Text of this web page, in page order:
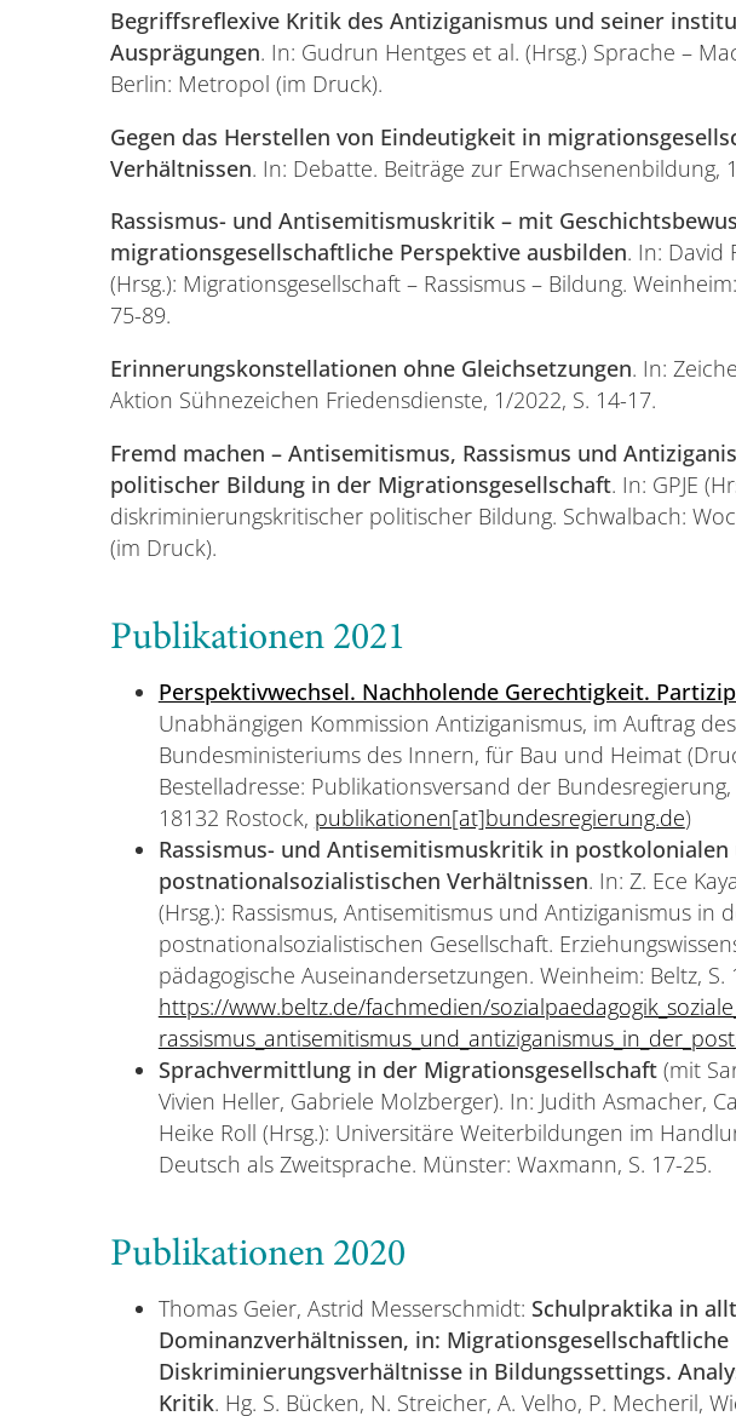
Begriffsreflexive Kritik des Antiziganismus und seiner
Ausprägungen. In: Gudrun Hentges et al. (Hrsg.) Sprache –
Berlin: Metropol (im Druck).
Gegen das Herstellen von Eindeutigkeit in
Verhältnissen. In: Debatte. Beiträge zur Erwachsenenbildung,
Rassismus- und Antisemitismuskritik – mit
migrationsgesellschaftliche Perspektive ausbilden. In: David
(Hrsg.): Migrationsgesellschaft – Rassismus – Bildung.
75-89.
Erinnerungskonstellationen ohne Gleichsetzungen. In:
Aktion Sühnezeichen Friedensdienste, 1/2022, S. 14-17.
Fremd machen – Antisemitismus, Rassismus und
politischer Bildung in der Migrationsgesellschaft. In: GPJE
diskriminierungskritischer politischer Bildung. Schwalbach:
(im Druck).
Publikationen 2021
Perspektivwechsel. Nachholende Gerechtigkeit.
Unabhängigen Kommission Antiziganismus, im Auftrag des
Bundesministeriums des Innern, für Bau und Heimat
Bestelladresse: Publikationsversand der
18132 Rostock, publikationen[at]bundesregierung.de)
Rassismus- und Antisemitismuskritik in postkolonialen
postnationalsozialistischen Verhältnissen. In: Z. Ece
(Hrsg.): Rassismus, Antisemitismus und Antiziganismus in
postnationalsozialistischen Gesellschaft.
pädagogische Auseinandersetzungen. Weinheim: Beltz, S.
https://www.beltz.de/fachmedien/
Sprachvermittlung in der Migrationsgesellschaft(mit
Vivien Heller, Gabriele Molzberger). In: Judith Asmacher,
Heike Roll (Hrsg.): Universitäre Weiterbildungen im
Deutsch als Zweitsprache. Münster: Waxmann, S. 17-25.
Publikationen 2020
Thomas Geier, Astrid Messerschmidt: Schulpraktika in
Dominanzverhältnissen, in: Migrationsgesellschaftliche
Diskriminierungsverhältnisse in Bildungssettings.
Kritik. Hg. S. Bücken, N. Streicher, A. Velho, P. Mecheril,